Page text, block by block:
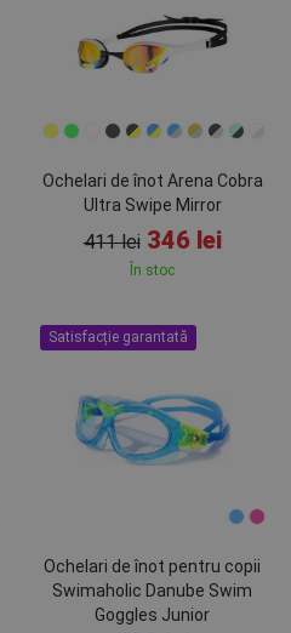
Ochelari de înot Arena Cobra
Ultra Swipe Mirror
411 lei 346 lei
În stoc
Satisfacție garantată
Ochelari de înot pentru copii
Swimaholic Danube Swim
Goggles Junior